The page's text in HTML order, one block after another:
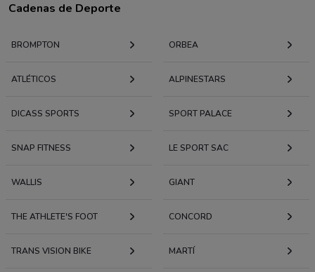
Cadenas de Deporte
BROMPTON ORBEA
ATLÉTICOS ALPINESTARS
DICASS SPORTS SPORT PALACE
SNAP FITNESS LE SPORT SAC
WALLIS GIANT
THE ATHLETE'S FOOT CONCORD
TRANS VISION BIKE MARTÍ